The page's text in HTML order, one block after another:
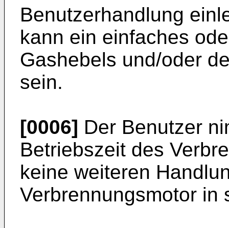
Benutzerhandlung
kann ein einfaches
Gashebels und/oder
sein.
[0006] Der Benutzer
Betriebszeit des
keine weiteren
Verbrennungsmotor in